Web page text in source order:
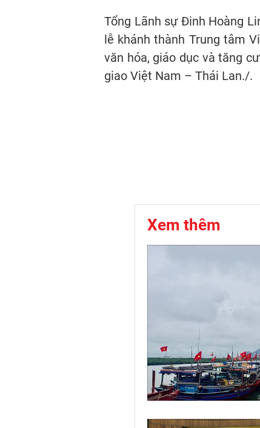
Tổng Lãnh sự Đinh Hoàng
lễ khánh thành Trung tâm
văn hóa, giáo dục và tăng
giao Việt Nam – Thái Lan./.
Xem thêm